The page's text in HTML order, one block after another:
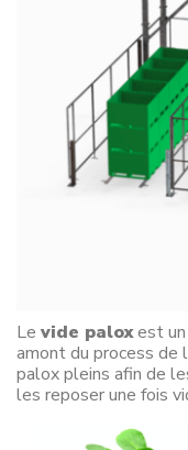
Le vide paloxest un
amont du process de
palox pleins afin de
les reposer une fois